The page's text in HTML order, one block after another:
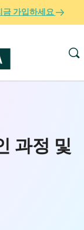
금 가입하세요
과정 및